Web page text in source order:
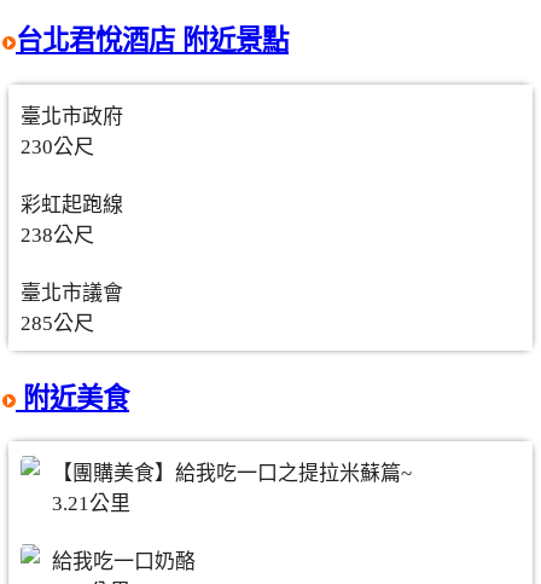
台北君悅酒店 附近景點
臺北市政府
230公尺
彩虹起跑線
238公尺
臺北市議會
285公尺
附近美食
【團購美食】給我吃一口之提拉米蘇篇~
3.21公里
給我吃一口奶酪